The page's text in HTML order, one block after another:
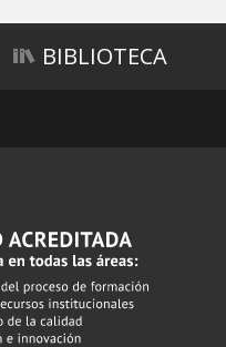
BIBLIOTECA